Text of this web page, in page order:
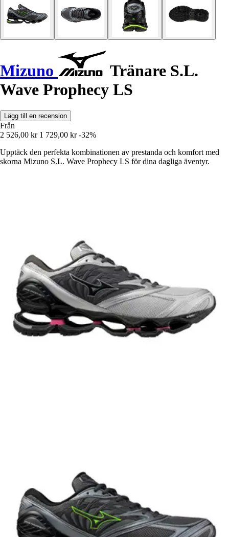
Mizuno
Tränare S.L.
Wave Prophecy LS
Lägg till en recension
Från
2 526,00 kr 1 729,00 kr -32%
Upptäck den perfekta kombinationen av prestanda och komfort med
skorna Mizuno S.L. Wave Prophecy LS för dina dagliga äventyr.